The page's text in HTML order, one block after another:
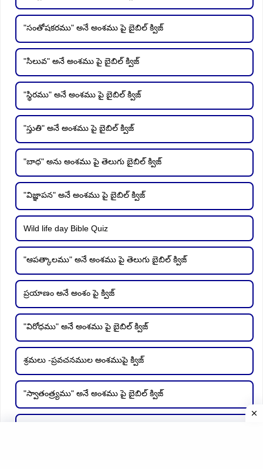
"సంతోషకరము" అనే అంశము పై బైబిల్ క్విజ్
"సిలువ" అనే అంశము పై బైబిల్ క్విజ్
"స్థిరము" అనే అంశము పై బైబిల్ క్విజ్
"స్తుతి" అనే అంశము పై బైబిల్ క్విజ్
"బాధ" అను అంశము పై తెలుగు బైబిల్ క్విజ్
"విజ్ఞాపన" అనే అంశము పై బైబిల్ క్విజ్
Wild life day Bible Quiz
"ఆపత్కాలము" అనే అంశము పై తెలుగు బైబిల్ క్విజ్
ప్రయాణం అనే అంశం పై క్విజ్
"విరోధము" అనే అంశము పై బైబిల్ క్విజ్
శ్రమలు -ప్రవచనముల అంశముపై క్విజ్
"స్వాతంత్ర్యము" అనే అంశము పై బైబిల్ క్విజ్